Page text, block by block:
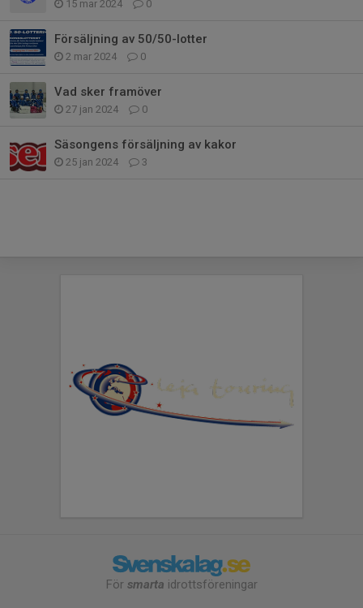
15 mar 2024 0
Försäljning av 50/50-lotter
2 mar 2024 0
Vad sker framöver
27 jan 2024 0
Säsongens försäljning av kakor
25 jan 2024 3
För smarta idrottsföreningar